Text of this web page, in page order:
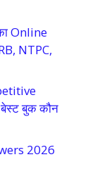
Online
NTPC,
बुक कौन
2026